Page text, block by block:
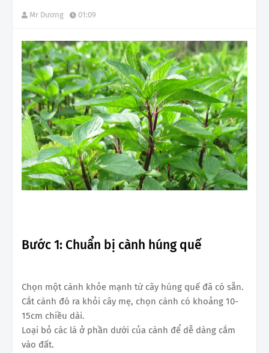
Mr Dương 01:09
Bước 1: Chuẩn bị cành húng quế
Chọn một cành khỏe mạnh từ cây húng quế đã có sẵn.
Cắt cành đó ra khỏi cây mẹ, chọn cành có khoảng 10-
15cm chiều dài.
Loại bỏ các lá ở phần dưới của cành để dễ dàng cắm
vào đất.